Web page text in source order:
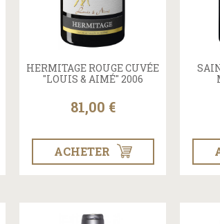
HERMITAGE ROUGE CUVÉE
"LOUIS & AIMÉ" 2006
81,00 €
ACHETER